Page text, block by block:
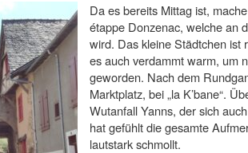
Da es bereits Mittag ist,
étappe Donzenac, welche an
wird. Das kleine Städtchen ist
es auch verdammt warm, um
geworden. Nach dem
Marktplatz, bei „la K’bane“.
Wutanfall Yanns, der sich
hat gefühlt die gesamte
lautstark schmollt.